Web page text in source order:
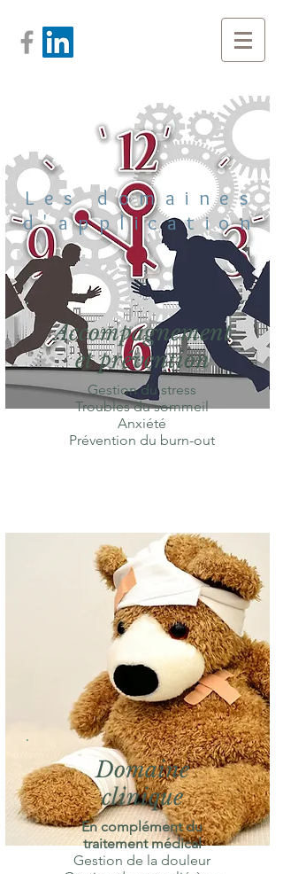
Accompagnement
et prévention
Gestion du stress
Troubles du sommeil
Anxiété
Prévention du burn-out
Domaine
clinique
En complément du
traitement médical
Gestion de la douleur
Les domaines
d'application